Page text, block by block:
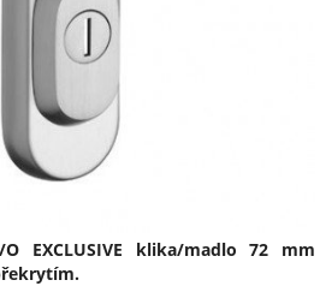
EXCLUSIVE klika/madlo 72 mm